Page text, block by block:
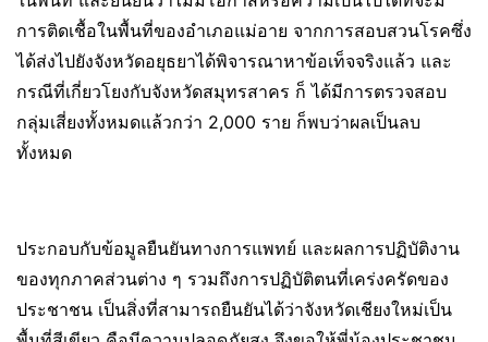
การติดเชื้อในพื้นที่ของอำเภอแม่อาย จากการสอบสวนโรคซึ่ง
ได้ส่งไปยังจังหวัดอยุธยาได้พิจารณาหาข้อเท็จจริงแล้ว และ
กรณีที่เกี่ยวโยงกับจังหวัดสมุทรสาคร ก็ ได้มีการตรวจสอบ
กลุ่มเสี่ยงทั้งหมดแล้วกว่า 2,000 ราย ก็พบว่าผลเป็นลบ
ทั้งหมด
ประกอบกับข้อมูลยืนยันทางการแพทย์ และผลการปฏิบัติงาน
ของทุกภาคส่วนต่าง ๆ รวมถึงการปฏิบัติตนที่เคร่งครัดของ
ประชาชน เป็นสิ่งที่สามารถยืนยันได้ว่าจังหวัดเชียงใหม่เป็น